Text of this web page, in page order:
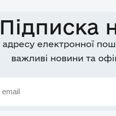
Підписка
електронної
важливі новини та